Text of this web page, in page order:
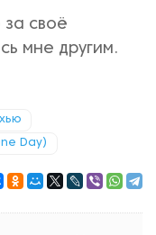
своё
мне другим.
Day)